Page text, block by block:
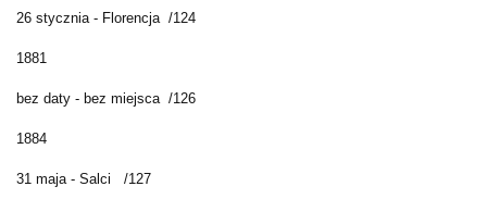
26 stycznia - Florencja /124
1881
bez daty - bez miejsca /126
1884
31 maja - Salci /127